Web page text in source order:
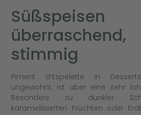
stimmig
Piment d’Espelette in
ungewohnt, ist aber eine sehr
Besonders zu dunkler
karamellisierten Früchten oder